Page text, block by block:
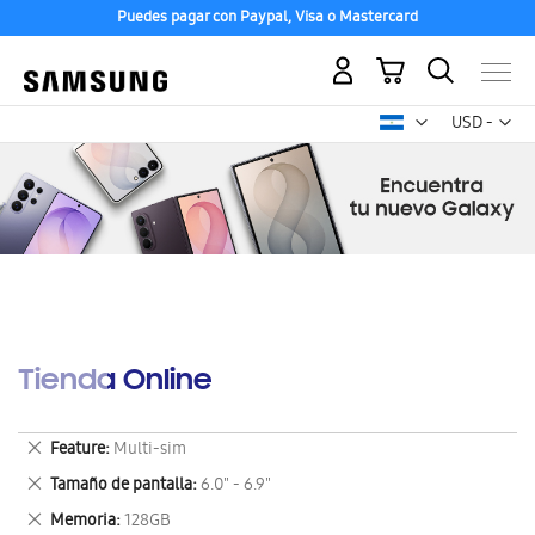
Puedes pagar con Paypal, Visa o Mastercard
USD -
dólar
Mi carrito
Tienda Online
Feature Multi-sim
Eliminar
este
artículo
Tamaño de pantalla 6.0" - 6.9"
Eliminar
este
Memoria 128GB
Eliminar